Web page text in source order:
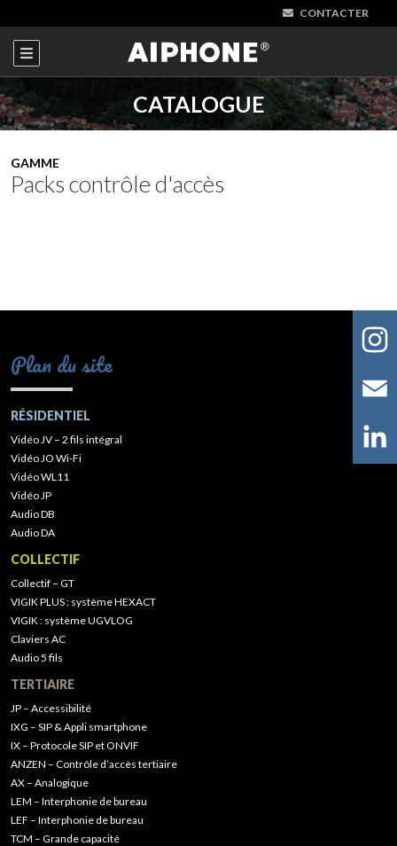
CONTACTER
CATALOGUE
GAMME
Packs contrôle d'accès
Plan du site
RÉSIDENTIEL
Vidéo JV – 2 fils intégral
Vidéo JO Wi-Fi
Vidéo WL11
Vidéo JP
Audio DB
Audio DA
COLLECTIF
Collectif – GT
VIGIK PLUS : système HEXACT
VIGIK : système UGVLOG
Claviers AC
Audio 5 fils
TERTIAIRE
JP – Accessibilité
IXG – SIP & Appli smartphone
IX – Protocole SIP et ONVIF
ANZEN – Contrôle d’accès tertiaire
AX – Analogique
LEM – Interphonie de bureau
LEF – Interphonie de bureau
TCM – Grande capacité